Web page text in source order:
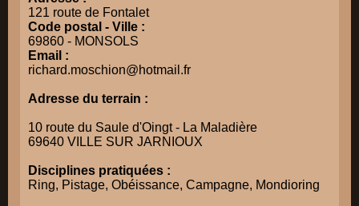
121 route de Fontalet
Code postal - Ville :
69860 - MONSOLS
Email :
richard.moschion@hotmail.fr
Adresse du terrain :
10 route du Saule d'Oingt - La Maladière
69640 VILLE SUR JARNIOUX
Disciplines pratiquées :
Ring, Pistage, Obéissance, Campagne, Mondioring